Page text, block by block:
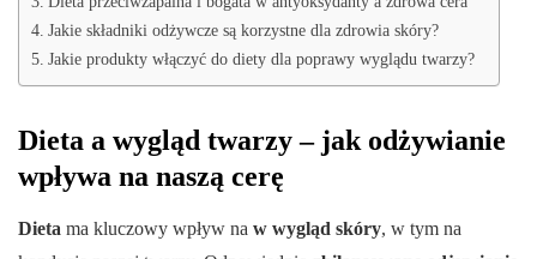
Jakie składniki odżywcze są korzystne dla zdrowia skóry?
Jakie produkty włączyć do diety dla poprawy wyglądu twarzy?
Dieta a wygląd twarzy – jak odżywianie
wpływa na naszą cerę
Dieta ma kluczowy wpływ na w wygląd skóry, w tym na